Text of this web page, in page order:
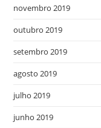
novembro 2019
outubro 2019
setembro 2019
agosto 2019
julho 2019
junho 2019